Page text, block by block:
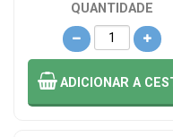
QUANTIDADE
ADICIONARA